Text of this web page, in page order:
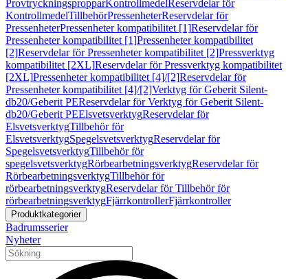
ProvtryckningspropparKontrollmedelReservdelar för
KontrollmedelTillbehörPressenheterReservdelar för
PressenheterPressenheter kompatibilitet [1]Reservdelar för
Pressenheter kompatibilitet [1]Pressenheter kompatibilitet
[2]Reservdelar för Pressenheter kompatibilitet [2]Pressverktyg
kompatibilitet [2XL]Reservdelar för Pressverktyg kompatibilitet
[2XL]Pressenheter kompatibilitet [4]/[2]Reservdelar för
Pressenheter kompatibilitet [4]/[2]Verktyg för Geberit Silent-
db20/Geberit PEReservdelar för Verktyg för Geberit Silent-
db20/Geberit PEElsvetsverktygReservdelar för
ElsvetsverktygTillbehör för
ElsvetsverktygSpegelsvetsverktygReservdelar för
SpegelsvetsverktygTillbehör för
spegelsvetsverktygRörbearbetningsverktygReservdelar för
RörbearbetningsverktygTillbehör för
rörbearbetningsverktygReservdelar för Tillbehör för
rörbearbetningsverktygFjärrkontrollerFjärrkontroller
Produktkategorier
Badrumsserier
Nyheter